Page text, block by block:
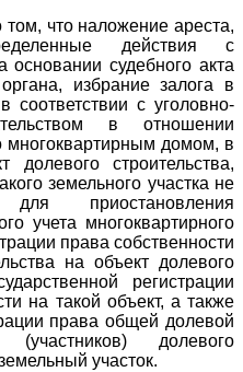
что наложение ареста,
действия с
судебного акта
избрание залога в
соответствии с уголовно-
в отношении
многоквартирным домом, в
долевого строительства,
земельного участка не
приостановления
учета многоквартирного
права собственности
на объект долевого
регистрации
на такой объект, а также
права общей долевой
(участников) долевого
участок.